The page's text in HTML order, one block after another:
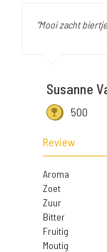
"Mooi zacht
Susanne
500
Review
Aroma
Zoet
Zuur
Bitter
Fruitig
Moutig